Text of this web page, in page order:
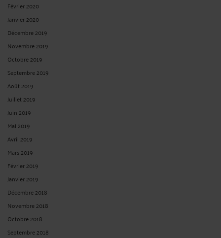
Février 2020
Janvier 2020
Décembre 2019
Novembre 2019
Octobre 2019
Septembre 2019
Août 2019
Juillet 2019
Juin 2019
Mai 2019
Avril 2019
Mars 2019
Février 2019
Janvier 2019
Décembre 2018
Novembre 2018
Octobre 2018
Septembre 2018